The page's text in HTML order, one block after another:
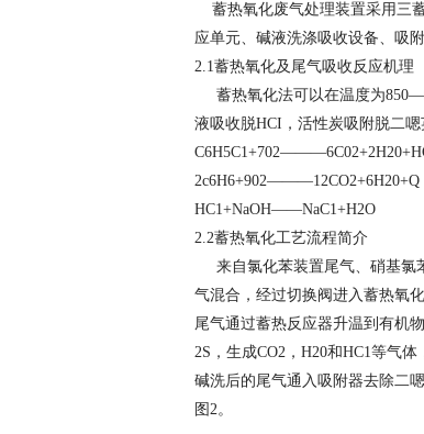
蓄热氧化废气处理装置采用三
应单元、碱液洗涤吸收设备、吸
2.1蓄热氧化及尾气吸收反应机理
蓄热氧化法可以在温度为
液吸收脱HCI，活性炭吸附脱二
C6H5C1+702
2c6H6+902———12CO2+6H20+Q
HC1+NaOH——NaC1+H2O
2.2蓄热氧化工艺流程简介
来自氯化苯装置尾气、硝基氯
气混合，经过切换阀进入蓄热氧
尾气通过蓄热反应器升温到有机
2S，生成CO2，H20和HC1等气
碱洗后的尾气通入吸附器去除二
图2。